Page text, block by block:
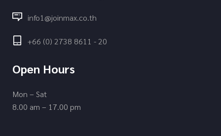
info1@joinmax.co.th
+66 (0) 2738 8611 - 20
Open Hours
Mon – Sat
8.00 am – 17.00 pm